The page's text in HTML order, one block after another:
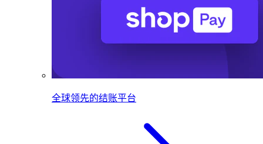
全球领先的结账平台